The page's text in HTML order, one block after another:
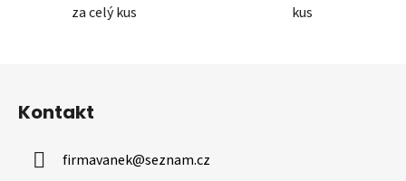
za celý kus
kus
Kontakt
firmavanek@seznam.cz